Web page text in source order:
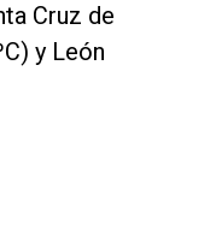
Cruz de
y León